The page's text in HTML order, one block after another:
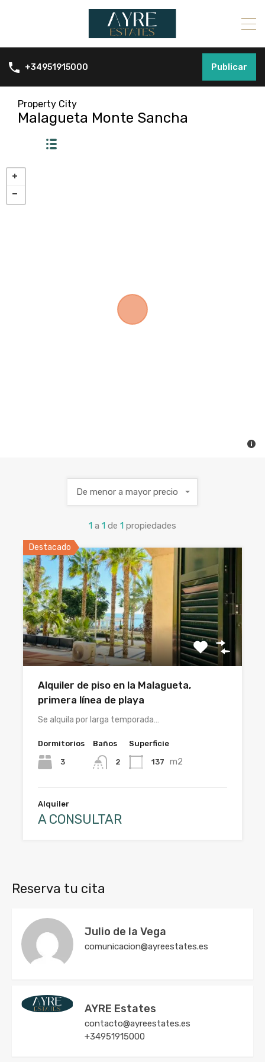
+34951915000 Publicar
Property City
Malagueta Monte Sancha
1 a 1 de 1 propiedades
De menor a mayor precio
Destacado
Alquiler de piso en la Malagueta,
primera línea de playa
Se alquila por larga temporada…
Dormitorios
3
Baños
2
Superficie
137 m2
Alquiler
A CONSULTAR
Reserva tu cita
Julio de la Vega
comunicacion@ayreestates.es
AYRE Estates
contacto@ayreestates.es
+34951915000